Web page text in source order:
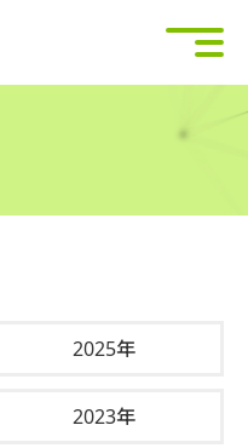
2025年
2023年